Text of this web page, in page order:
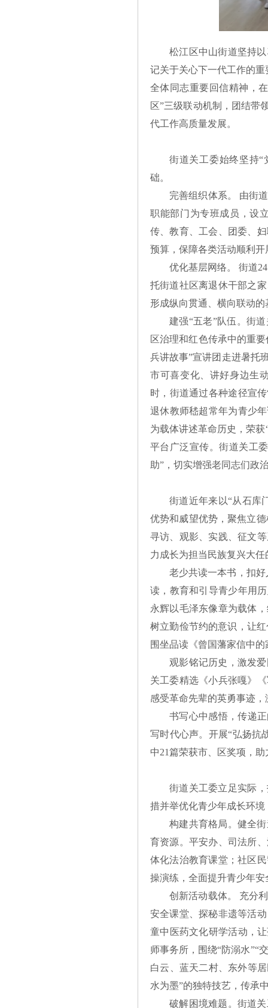
松江区中山街道坚持
记关于关心下一代工作的
全体同志重要回信精神，
区”三级联动机制，团结带
代工作高质量发展。
街道关工委始终坚持
础。
完善组织体系。 由街
职能部门为专班成员，设
传、教育、工会、团委、
预算，保障各类活动顺利
优化基层网络。 街道
托街道社区离退休干部之
形成纵向贯通、横向联动
建强“五老”队伍。街
区治理和红色传承中的重
兵讲故事”宣讲团走进暑托
市可喜变化、讲好身边生
时，街道通过各种途径宣
退休教师嵇超常年为青少
为载体讲述革命历史，荣获
平台广泛宣传。街道关工
助”，切实增强老同志们政
街道近年来以“从石库
优势和威望优势，聚焦立
寻访、观影、实践、征文
力成长为担当民族复兴大
老少共读一本书，扣
读，教育和引导青少年用
永辉以毛泽东像章为载体
树立勤俭节约的意识，让
围坐品读《曾国藩家信中
观影铭记历史，激发
关工委精选《小兵张嘎》
感受革命先辈的英勇事迹
书写心中感悟，传递
写时代心声。开展“弘扬抗
中21篇荣获市、区奖项，
街道关工委立足实际
措并举优化青少年成长环境
构建共育格局。健全
育资源。平安办、司法所
体化法治教育课堂；社区
操演练，全面提升青少年安
创新活动载体。 充分
安全课堂、探秘非遗等活
童中医药文化研学活动，
师事务所，围绕“防溺水”“
白云、蓝天二村、东外等
水为墨”的独特技艺，传承
破解困境难题。街道